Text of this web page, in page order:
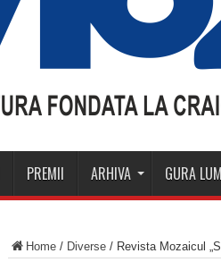
PREMII ARHIVA GURA
Home / Diverse / Revista Mozaicul